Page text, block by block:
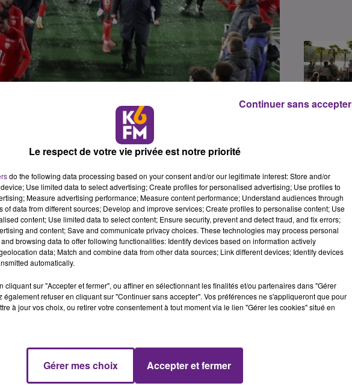
17 joueurs pour affronter le Red Star, leader du
journée de National / coup d’envoi à 19h30). Touché
(genou) et Kader N’Chobi (adducteurs) à
Revenu seulement jeudi de sélection, Saturnin
dans le groupe.
Temanfo
Le respect de votre vie privée est notre priorité
do the following data processing based on your consent and/or our legitimate interest: Store and/or
Use limited data to select advertising; Create profiles for personalised advertising; Use profiles to
Measure advertising performance; Measure content performance; Understand audiences through
of data from different sources; Develop and improve services; Create profiles to personalise content; Use
content; Use limited data to select content; Ensure security, prevent and detect fraud, and fix errors;
and content; Save and communicate privacy choices. These technologies may process personal
browsing data to offer following functionalities: Identify devices based on information actively
data; Match and combine data from other data sources; Link different devices; Identify devices
automatically.
cliquant sur "Accepter et fermer", ou affiner en sélectionnant les finalités et/ou partenaires dans "Gérer
également refuser en cliquant sur "Continuer sans accepter". Vos préférences ne s'appliqueront que pour
à jour vos choix, ou retirer votre consentement à tout moment via le lien "Gérer les cookies" situé en
Gérer mes choix Accepter et fermer
Continuer sans accepter